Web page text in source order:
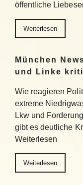
öffentliche
Weiterlesen
München
und Linke
Wie reagieren
extreme
Lkw und
gibt es deutliche
Weiterlesen
Weiterlesen